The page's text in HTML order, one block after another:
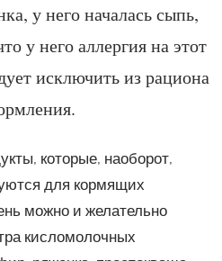
у него началась сыпь,
у него аллергия на этот
исключить из рациона
которые, наоборот,
для кормящих
можно и желательно
кисломолочных